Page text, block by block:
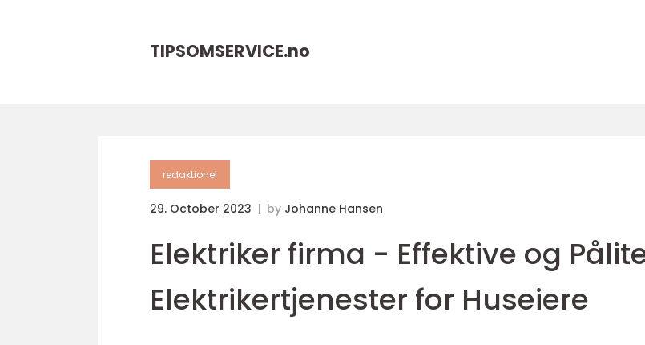
TIPSOMSERVICE.no
redaktionel
29. October 2023 by Johanne Hansen
Elektriker firma - Effektive og
Elektrikertjenester for Huseiere